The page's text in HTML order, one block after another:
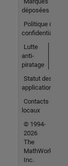
déposées
Politique de
confidentialité
Lutte
anti-
piratage
Statut des
applications
Contacts
locaux
© 1994-
2026
The
MathWorks,
Inc.